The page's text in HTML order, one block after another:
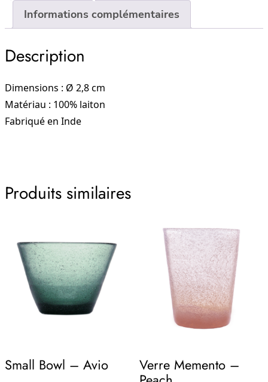
Informations complémentaires
Description
Dimensions : Ø 2,8 cm
Matériau : 100% laiton
Fabriqué en Inde
Produits similaires
Small Bowl – Avio
Verre Memento –